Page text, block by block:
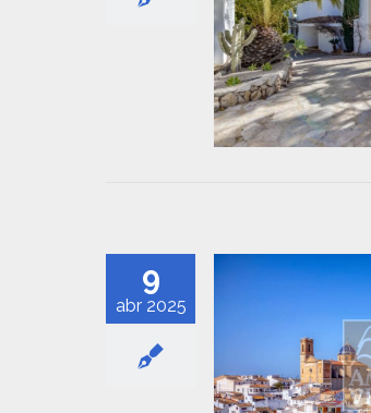
9
abr 2025